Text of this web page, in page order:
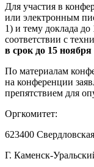
Для участия в
или электронным
1) и тему доклада до
соответствии с
в срок до 15 ноября
По материалам
на конференции
препятствием для
Оргкомитет:
623400
Г. Каменск-